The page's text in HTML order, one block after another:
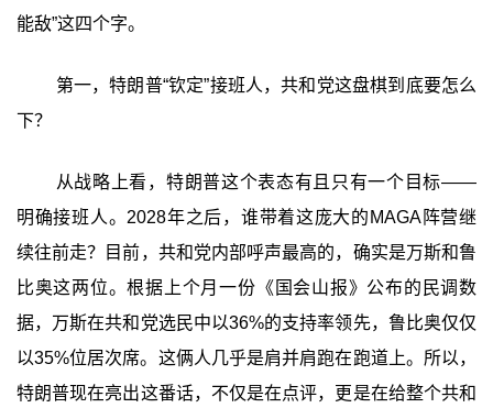
能敌”这四个字。
第一，特朗普“钦定”接班人，共和党这盘棋到底要怎么
下？
从战略上看，特朗普这个表态有且只有一个目标——
明确接班人。2028年之后，谁带着这庞大的MAGA阵营继
续往前走？目前，共和党内部呼声最高的，确实是万斯和鲁
比奥这两位。根据上个月一份《国会山报》公布的民调数
据，万斯在共和党选民中以36%的支持率领先，鲁比奥仅仅
以35%位居次席。这俩人几乎是肩并肩跑在跑道上。所以，
特朗普现在亮出这番话，不仅是在点评，更是在给整个共和